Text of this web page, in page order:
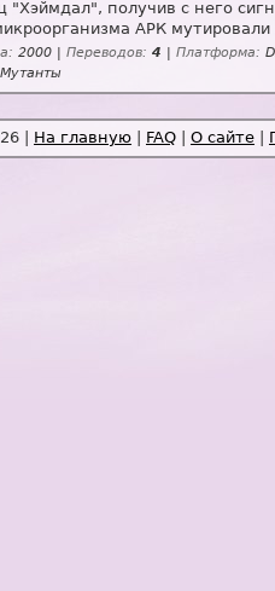
"Хэймдал", получив с него
АРК
2000 |Переводов: 4 |Платформа:
| На главную FAQ О сайте